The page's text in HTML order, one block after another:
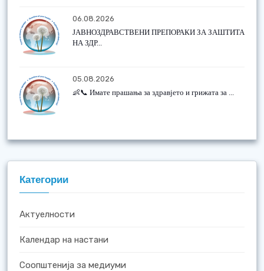
06.08.2026
ЈАВНОЗДРАВСТВЕНИ ПРЕПОРАКИ ЗА ЗАШТИТА
НА ЗДР...
05.08.2026
👶📞 Имате прашања за здравјето и грижата за ...
Категории
Актуелности
Календар на настани
Соопштенија за медиуми